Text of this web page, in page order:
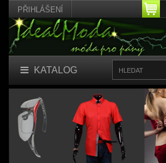
PŘIHLÁŠENÍ
KATALOG